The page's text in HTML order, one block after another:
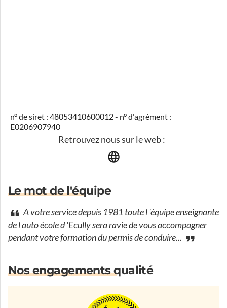
n° de siret : 48053410600012 - n° d'agrément :
E0206907940
Retrouvez nous sur le web :
Le mot de l'équipe
A votre service depuis 1981 toute l 'équipe enseignante
de l auto école d 'Ecully sera ravie de vous accompagner
pendant votre formation du permis de conduire...
Nos engagements qualité